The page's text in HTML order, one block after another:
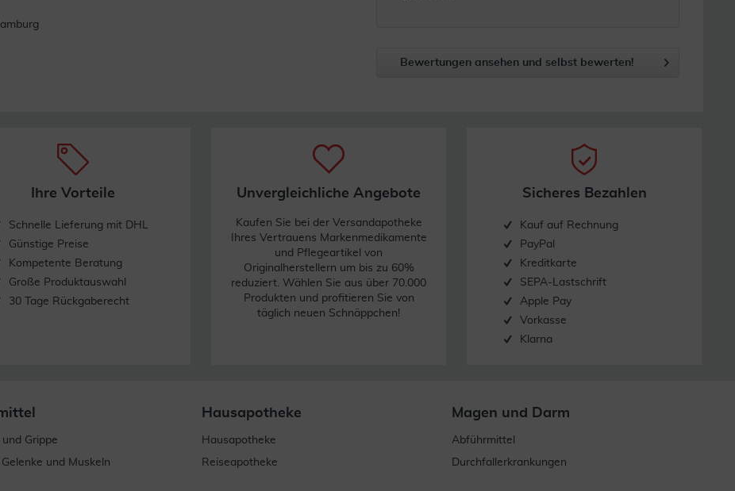
Bewertungen ansehen und selbst bewerten!
Ihre Vorteile
Schnelle Lieferung mit DHL
Günstige Preise
Kompetente Beratung
Große Produktauswahl
30 Tage Rückgaberecht
Unvergleichliche Angebote
Kaufen Sie bei der Versandapotheke
Ihres Vertrauens Markenmedikamente
und Pflegeartikel von
Originalherstellern um bis zu 60%
reduziert. Wählen Sie aus über 70.000
Produkten und profitieren Sie von
täglich neuen Schnäppchen!
Sicheres Bezahlen
Kauf auf Rechnung
PayPal
Kreditkarte
SEPA-Lastschrift
Apple Pay
Vorkasse
Klarna
und Grippe
Gelenke und Muskeln
Hausapotheke
Hausapotheke
Reiseapotheke
Magen und Darm
Abführmittel
Durchfallerkrankungen